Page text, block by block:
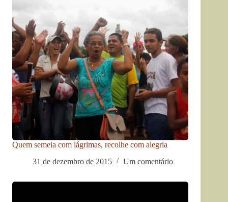
Quem semeia com lágrimas, recolhe com alegria
31 de dezembro de 2015
Um comentário